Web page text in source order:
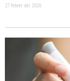
27 febrer del 2026